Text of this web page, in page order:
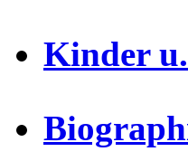
Kinder